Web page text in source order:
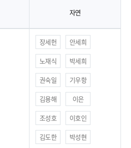
), 자연(1~5분과) 인원 목록 정보를 포
자연
장세헌
안세희
노재식
박세희
권숙일
기우항
김용해
이은
조성호
이호인
김도한
박성현